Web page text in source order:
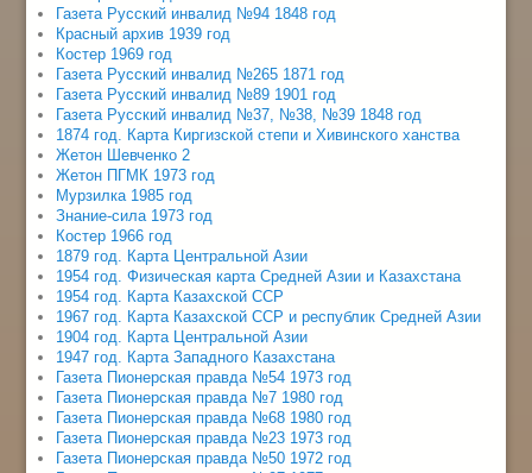
Газета Русский инвалид №94 1848 год
Красный архив 1939 год
Костер 1969 год
Газета Русский инвалид №265 1871 год
Газета Русский инвалид №89 1901 год
Газета Русский инвалид №37, №38, №39 1848 год
1874 год. Карта Киргизской степи и Хивинского ханства
Жетон Шевченко 2
Жетон ПГМК 1973 год
Мурзилка 1985 год
Знание-сила 1973 год
Костер 1966 год
1879 год. Карта Центральной Азии
1954 год. Физическая карта Средней Азии и Казахстана
1954 год. Карта Казахской ССР
1967 год. Карта Казахской ССР и республик Средней Азии
1904 год. Карта Центральной Азии
1947 год. Карта Западного Казахстана
Газета Пионерская правда №54 1973 год
Газета Пионерская правда №7 1980 год
Газета Пионерская правда №68 1980 год
Газета Пионерская правда №23 1973 год
Газета Пионерская правда №50 1972 год